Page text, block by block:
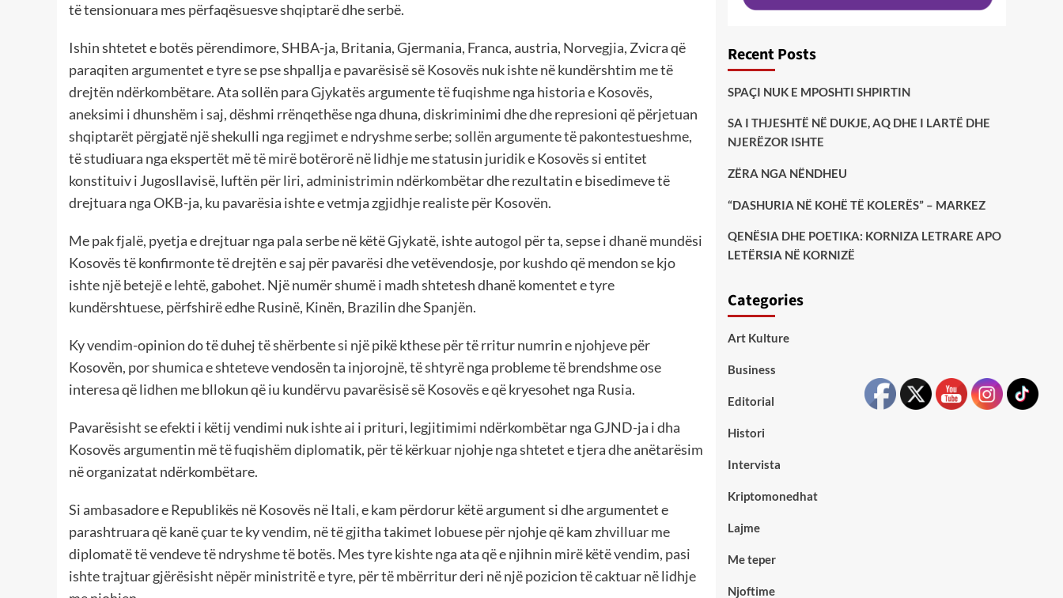
të tensionuara mes përfaqësuesve shqiptarë dhe serbë.
Ishin shtetet e botës përendimore, SHBA-ja, Britania, Gjermania, Franca, austria, Norvegjia, Zvicra që
paraqiten argumentet e tyre se pse shpallja e pavarësisë së Kosovës nuk ishte në kundërshtim me të
drejtën ndërkombëtare. Ata sollën para Gjykatës argumente të fuqishme nga historia e Kosovës,
aneksimi i dhunshëm i saj, dëshmi rrënqethëse nga dhuna, diskriminimi dhe dhe represioni që përjetuan
shqiptarët përgjatë një shekulli nga regjimet e ndryshme serbe; sollën argumente të pakontestueshme,
të studiuara nga ekspertët më të mirë botërorë në lidhje me statusin juridik e Kosovës si entitet
konstituiv i Jugosllavisë, luftën për liri, administrimin ndërkombëtar dhe rezultatin e bisedimeve të
drejtuara nga OKB-ja, ku pavarësia ishte e vetmja zgjidhje realiste për Kosovën.
Me pak fjalë, pyetja e drejtuar nga pala serbe në këtë Gjykatë, ishte autogol për ta, sepse i dhanë mundësi
Kosovës të konfirmonte të drejtën e saj për pavarësi dhe vetëvendosje, por kushdo që mendon se kjo
ishte një betejë e lehtë, gabohet. Një numër shumë i madh shtetesh dhanë komentet e tyre
kundërshtuese, përfshirë edhe Rusinë, Kinën, Brazilin dhe Spanjën.
Ky vendim-opinion do të duhej të shërbente si një pikë kthese për të rritur numrin e njohjeve për
Kosovën, por shumica e shteteve vendosën ta injorojnë, të shtyrë nga probleme të brendshme ose
interesa që lidhen me bllokun që iu kundërvu pavarësisë së Kosovës e që kryesohet nga Rusia.
Pavarësisht se efekti i këtij vendimi nuk ishte ai i prituri, legjitimimi ndërkombëtar nga GJND-ja i dha
Kosovës argumentin më të fuqishëm diplomatik, për të kërkuar njohje nga shtetet e tjera dhe anëtarësim
në organizatat ndërkombëtare.
Si ambasadore e Republikës në Kosovës në Itali, e kam përdorur këtë argument si dhe argumentet e
parashtruara që kanë çuar te ky vendim, në të gjitha takimet lobuese për njohje që kam zhvilluar me
diplomatë të vendeve të ndryshme të botës. Mes tyre kishte nga ata që e njihnin mirë këtë vendim, pasi
ishte trajtuar gjërësisht nëpër ministritë e tyre, për të mbërritur deri në një pozicion të caktuar në lidhje
Recent Posts
SPAÇI NUK E MPOSHTI SHPIRTIN
SA I THJESHTË NË DUKJE, AQ DHE I LARTË DHE
NJERËZOR ISHTE
ZËRA NGA NËNDHEU
“DASHURIA NË KOHË TË KOLERËS” – MARKEZ
QENËSIA DHE POETIKA: KORNIZA LETRARE APO
LETËRSIA NË KORNIZË
Categories
Art Kulture
Business
Editorial
Histori
Intervista
Kriptomonedhat
Lajme
Me teper
Njoftime